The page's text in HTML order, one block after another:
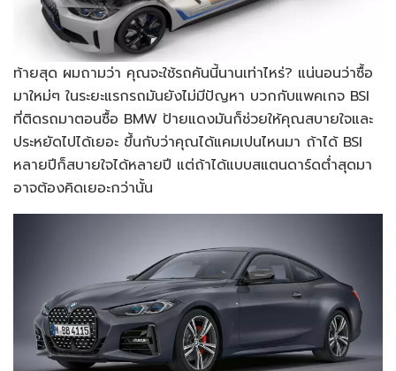
ท้ายสุด ผมถามว่า คุณจะใช้รถคันนี้นานเท่าไหร่? แน่นอนว่าซื้อ
มาใหม่ๆ ในระยะแรกรถมันยังไม่มีปัญหา บวกกับแพคเกจ BSI
ที่ติดรถมาตอนซื้อ BMW ป้ายแดงมันก็ช่วยให้คุณสบายใจและ
ประหยัดไปได้เยอะ ขึ้นกับว่าคุณได้แคมเปนไหนมา ถ้าได้ BSI
หลายปีก็สบายใจได้หลายปี แต่ถ้าได้แบบสแตนดาร์ดต่ำสุดมา
อาจต้องคิดเยอะกว่านั้น